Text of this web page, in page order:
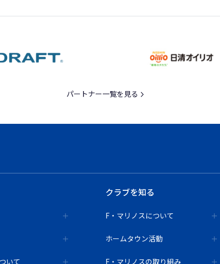
パートナー一覧を見る
いて
クラブを知る
F・マリノスについて
ホームタウン活動
F・マリノスの取り組み